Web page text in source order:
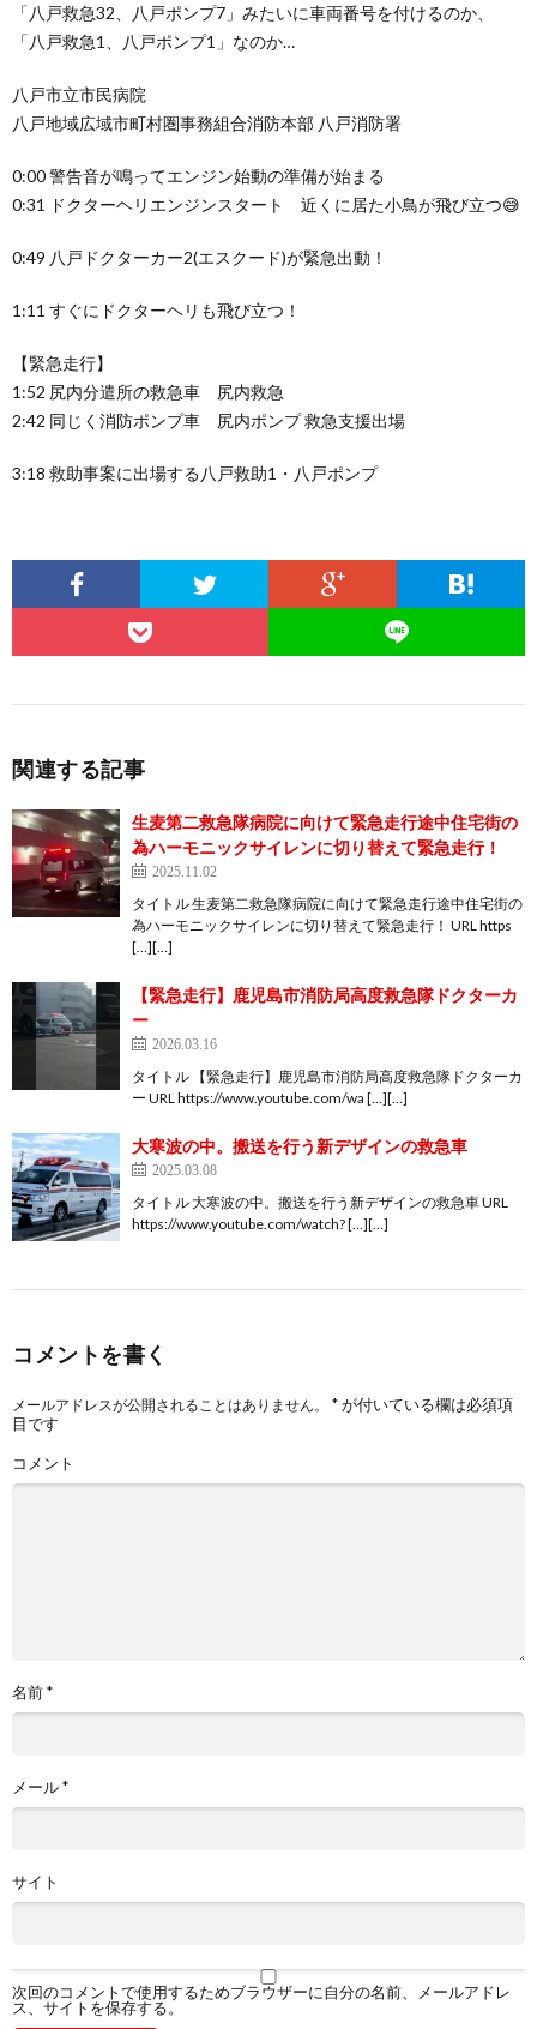
「八戸救急32、八戸ポンプ7」みたいに車両番号を付けるのか、
「八戸救急1、八戸ポンプ1」なのか…
八戸市立市民病院
八戸地域広域市町村圏事務組合消防本部 八戸消防署
0:00 警告音が鳴ってエンジン始動の準備が始まる
0:31 ドクターヘリエンジンスタート 近くに居た小鳥が飛び立つ😅
0:49 八戸ドクターカー2(エスクード)が緊急出動！
1:11 すぐにドクターヘリも飛び立つ！
【緊急走行】
1:52 尻内分遣所の救急車 尻内救急
2:42 同じく消防ポンプ車 尻内ポンプ 救急支援出場
3:18 救助事案に出場する八戸救助1・八戸ポンプ
関連する記事
生麦第二救急隊病院に向けて緊急走行途中住宅街の
為ハーモニックサイレンに切り替えて緊急走行！
2025.11.02
タイトル 生麦第二救急隊病院に向けて緊急走行途中住宅街の
為ハーモニックサイレンに切り替えて緊急走行！ URL https
[…][…]
【緊急走行】鹿児島市消防局高度救急隊ドクターカ
ー
2026.03.16
タイトル 【緊急走行】鹿児島市消防局高度救急隊ドクターカ
ー URL https://www.youtube.com/wa […][…]
大寒波の中。搬送を行う新デザインの救急車
2025.03.08
タイトル 大寒波の中。搬送を行う新デザインの救急車 URL
https://www.youtube.com/watch? […][…]
コメントを書く
メールアドレスが公開されることはありません。 *が付いている欄は必須項
目です
コメント
名前*
メール*
サイト
次回のコメントで使用するためブラウザーに自分の名前、メールアドレ
ス、サイトを保存する。